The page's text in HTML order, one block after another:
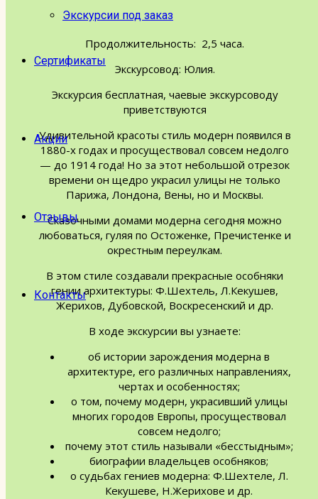
Экскурсии под заказ
Сертификаты
Акции
Отзывы
Контакты
Продолжительность: 2,5 часа.
Экскурсовод: Юлия.
Экскурсия бесплатная, чаевые экскурсоводу
приветствуются
Удивительной красоты стиль модерн появился в
1880-х годах и просуществовал совсем недолго
— до 1914 года! Но за этот небольшой отрезок
времени он щедро украсил улицы не только
Парижа, Лондона, Вены, но и Москвы.
Сказочными домами модерна сегодня можно
любоваться, гуляя по Остоженке, Пречистенке и
окрестным переулкам.
В этом стиле создавали прекрасные особняки
гении архитектуры: Ф.Шехтель, Л.Кекушев,
Жерихов, Дубовской, Воскресенский и др.
В ходе экскурсии вы узнаете:
об истории зарождения модерна в
архитектуре, его различных направлениях,
чертах и особенностях;
о том, почему модерн, украсивший улицы
многих городов Европы, просуществовал
совсем недолго;
почему этот стиль называли «бесстыдным»;
биографии владельцев особняков;
о судьбах гениев модерна: Ф.Шехтеле, Л.
Кекушеве, Н.Жерихове и др.